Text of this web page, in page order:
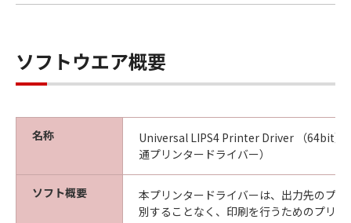
ソフトウエア概要
名称
Universal LIPS4 Printer Driver （64bit）
通プリンタードライバー）
ソフト概要
本プリンタードライバーは、出力先のプ
別することなく、印刷を行うためのプリ